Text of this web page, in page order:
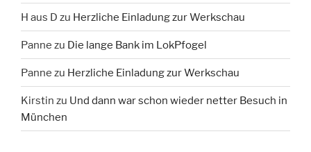
H aus D zu Herzliche Einladung zur Werkschau
Panne zu Die lange Bank im LokPfogel
Panne zu Herzliche Einladung zur Werkschau
Kirstin zu Und dann war schon wieder netter Besuch in
München